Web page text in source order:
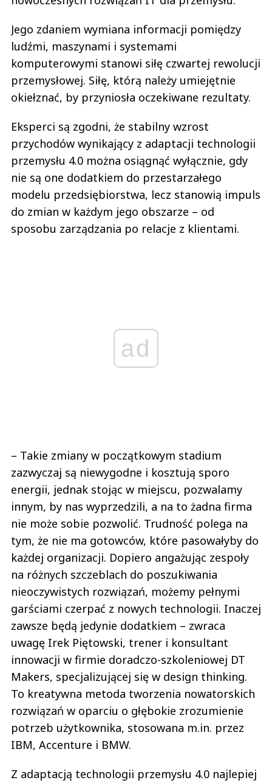
Jego zdaniem wymiana informacji pomiędzy
ludźmi, maszynami i systemami
komputerowymi stanowi siłę czwartej rewolucji
przemysłowej. Siłę, którą należy umiejętnie
okiełznać, by przyniosła oczekiwane rezultaty.
Eksperci są zgodni, że stabilny wzrost
przychodów wynikający z adaptacji technologii
przemysłu 4.0 można osiągnąć wyłącznie, gdy
nie są one dodatkiem do przestarzałego
modelu przedsiębiorstwa, lecz stanowią impuls
do zmian w każdym jego obszarze – od
sposobu zarządzania po relacje z klientami.
ad
– Takie zmiany w początkowym stadium
zazwyczaj są niewygodne i kosztują sporo
energii, jednak stojąc w miejscu, pozwalamy
innym, by nas wyprzedzili, a na to żadna firma
nie może sobie pozwolić. Trudność polega na
tym, że nie ma gotowców, które pasowałyby do
każdej organizacji. Dopiero angażując zespoły
na różnych szczeblach do poszukiwania
nieoczywistych rozwiązań, możemy pełnymi
garściami czerpać z nowych technologii. Inaczej
zawsze będą jedynie dodatkiem – zwraca
uwagę Irek Piętowski, trener i konsultant
innowacji w firmie doradczo-szkoleniowej DT
Makers, specjalizującej się w design thinking.
To kreatywna metoda tworzenia nowatorskich
rozwiązań w oparciu o głębokie zrozumienie
potrzeb użytkownika, stosowana m.in. przez
IBM, Accenture i BMW.
Z adaptacją technologii przemysłu 4.0 najlepiej